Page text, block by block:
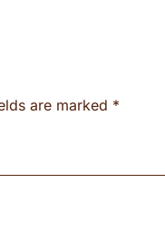
are marked *